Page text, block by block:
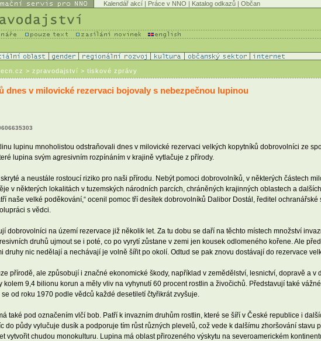
Kalendář akcí | Práce v NNO | Katalog odkazů | Občan
> zpravodajství > tiskové zprávy
dnes v milovické rezervaci bojovaly s nebezpečnou lupinou
lupinu mnoholistou odstraňovali dnes v milovické rezervaci velkých kopytníků dobrovolníci ze
lupina svým agresivním rozpínáním v krajině vytlačuje z přírody.
skryté a neustále rostoucí riziko pro naši přírodu. Nebýt pomoci dobrovolníků, v některých částech
v některých lokalitách v tuzemských národních parcích, chráněných krajinných oblastech a
naše velké poděkování,“ ocenil pomoc tří desítek dobrovolníků Dalibor Dostál, ředitel
s vědci.
dobrovolníci na území rezervace již několik let. Za tu dobu se daří na těchto místech množství
druhů ujmout se i poté, co po vyrytí zůstane v zemi jen kousek odlomeného kořene. Ale
druhy nic nedělají a nechávají je volně šířit po okolí. Odtud se pak znovu dostávají do rezervace
přírodě, ale způsobují i značné ekonomické škody, například v zemědělství, lesnictví, dopravě a
kolem 9,4 bilionu korun a měly vliv na vyhynutí 60 procent rostlin a živočichů. Představují také
od roku 1970 podle vědců každé desetiletí čtyřikrát zvyšuje.
také pod označením vlčí bob. Patří k invazním druhům rostlin, které se šíří v České republice i
do půdy vylučuje dusík a podporuje tím růst různých plevelů, což vede k dalšímu zhoršování stavu
vytvořit chudou monokulturu. Lupina má oblast přirozeného výskytu na severoamerickém